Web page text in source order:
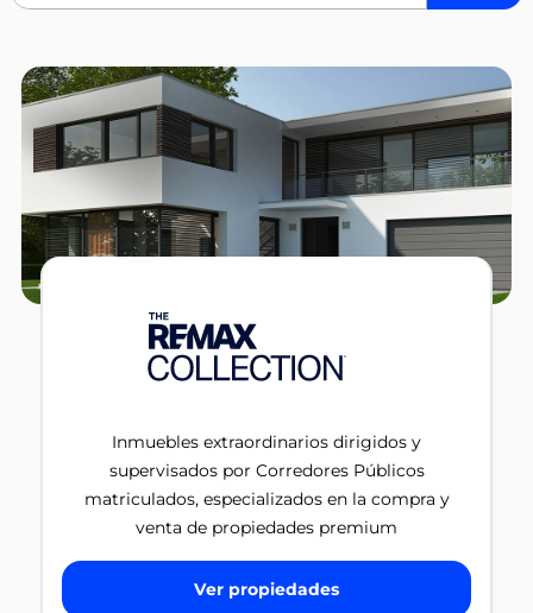
Inmuebles extraordinarios dirigidos y
supervisados por Corredores Públicos
matriculados, especializados en la compra y
venta de propiedades premium
Ver propiedades